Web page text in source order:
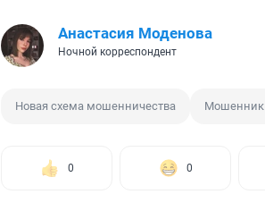
Анастасия Моденова
Ночной корреспондент
Новая схема мошенничества Мошенник
0 0